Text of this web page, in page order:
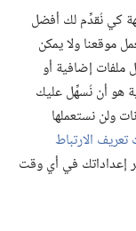
كي نُقدِّم لك أفضل
موقعنا ولا يمكن
ملفات إضافية أو
هو أن نُسهِّل عليك
ولن نستعملها
الارتباط
إعداداتك في أي وقت
© 2026